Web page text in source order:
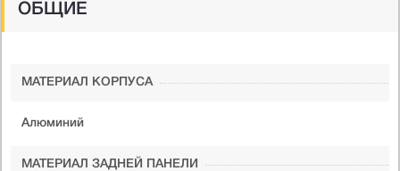
ОБЩИЕ
МАТЕРИАЛ КОРПУСА
Алюминий
МАТЕРИАЛ ЗАДНЕЙ ПАНЕЛИ